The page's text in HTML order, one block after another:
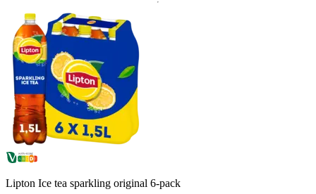
Lipton Ice tea sparkling original 6-pack